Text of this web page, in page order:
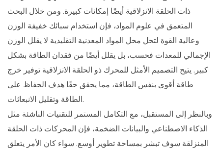
ذات الحلقة الانزلاقية أيضًا إمكانات كبيرة. ومن خلال البحث
المتعمق في علوم المواد، فإن استخدام سبائك خفيفة الوزن
وعالية القوة لتحل محل المواد المعدنية التقليدية لا يقلل الوزن
الإجمالي للمعدات فحسب، بل يقلل أيضًا من فقدان الطاقة بشكل
كبير. يتيح التصميم الأمثل للمحرك ذو الحلقة الانزلاقية توفير خرج
طاقة أقوى بنفس الطاقة، مما يحقق حقًا هدف الحفاظ على
الطاقة وتقليل الانبعاثات.
وبالنظر إلى المستقبل، مع التكامل المستمر للتقنيات الناشئة مثل
الذكاء الاصطناعي والبيانات الضخمة، فإن المحركات ذات الحلقة
المنزلقة سوف تبشر بمساحة تطوير أوسع. سواء كان الأمر يتعلق